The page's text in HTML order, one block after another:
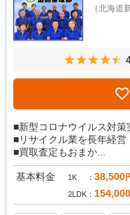
（北海道
■新型コロナウイルス対策
■リサイクル業を長年経営
■買取査定もおまか...
基本料金 1K 38,500
2LDK 154,000